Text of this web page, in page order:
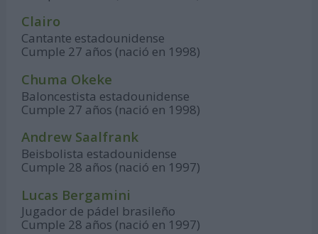
Clairo
Cantante estadounidense
Cumple 27 años (nació en 1998)
Chuma Okeke
Baloncestista estadounidense
Cumple 27 años (nació en 1998)
Andrew Saalfrank
Beisbolista estadounidense
Cumple 28 años (nació en 1997)
Lucas Bergamini
Jugador de pádel brasileño
Cumple 28 años (nació en 1997)